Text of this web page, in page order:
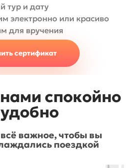
тур и дату
электронно или красиво
для вручения
сертификат
важное, чтобы вы
поездкой
спокойно